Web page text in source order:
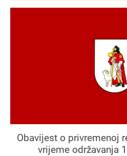
Obavijest o privremenoj
vrijeme održavanja